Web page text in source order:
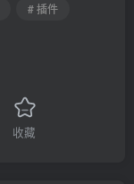
# 插件
收藏